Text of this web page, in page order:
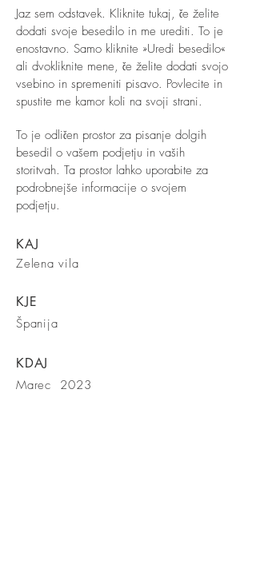
Jaz sem odstavek. Kliknite tukaj, če želite
dodati svoje besedilo in me urediti. To je
enostavno. Samo kliknite »Uredi besedilo«
ali dvokliknite mene, če želite dodati svojo
vsebino in spremeniti pisavo. Povlecite in
spustite me kamor koli na svoji strani.
To je odličen prostor za pisanje dolgih
besedil o vašem podjetju in vaših
storitvah. Ta prostor lahko uporabite za
podrobnejše informacije o svojem
podjetju.
KAJ
Zelena vila
KJE
Španija
KDAJ
Marec 2023